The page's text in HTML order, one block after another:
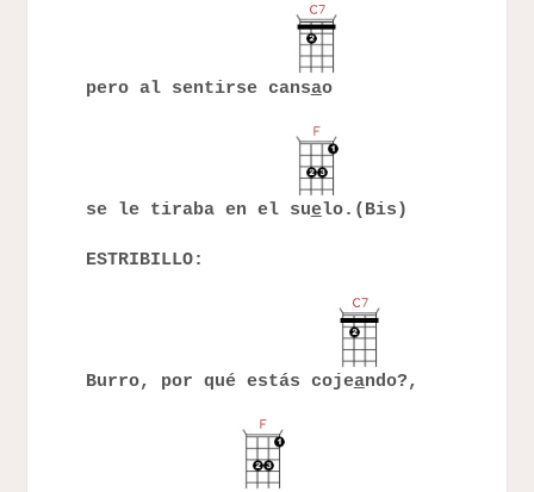
pero al sentirse cansao
se le tiraba en el suelo.(Bis)
ESTRIBILLO:
Burro, por qué estás cojeando?,